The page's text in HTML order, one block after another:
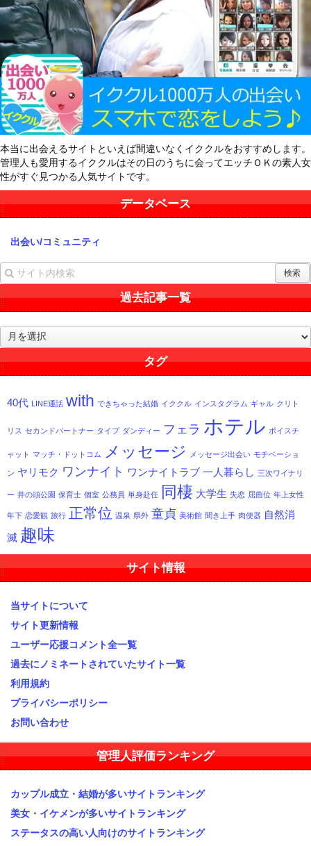
本当に出会えるサイトといえば間違いなくイククルをおすすめします。
管理人も愛用するイククルはその日のうちに会ってエッチＯＫの素人女
性がすぐ見つかる人気サイトです。
データベース
出会い/コミュニティ
過去記事一覧
去
記
事
覧
タグ
40代 LINE通話 with できちゃった結婚 イククル インスタグラム ギャル クリト
リス セカンドパートナー タイプ ダンディー フェラ ホテル ボイスチ
ャット マッチ・ドットコム メッセージ メッセージ出会い モチベーショ
ン ヤリモク ワンナイト ワンナイトラブ 一人暮らし 三次ワイナリ
ー 井の頭公園 保育士 個室 公務員 単身赴任 同棲 大学生 失恋 屈曲位 年上女性
年下 恋愛観 旅行 正常位 温泉 県外 童貞 美術館 聞き上手 肉便器 自然消
滅 趣味
サイト情報
当サイトについて
サイト更新情報
ユーザー応援コメント全一覧
過去にノミネートされていたサイト一覧
利用規約
プライバシーポリシー
お問い合わせ
管理人評価ランキング
カップル成立・結婚が多いサイトランキング
美女・イケメンが多いサイトランキング
ステータスの高い人向けのサイトランキング